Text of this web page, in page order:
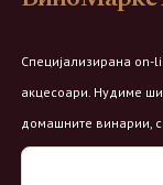
Специјализирана on-
акцесоари. Нудиме
домашните винарии,
етикети.